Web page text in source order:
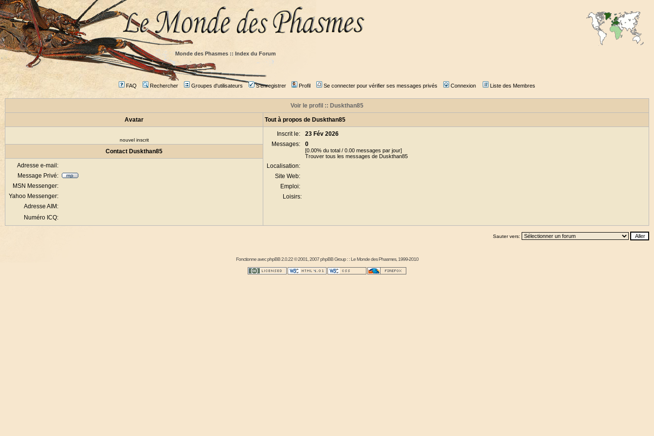
Monde des Phasmes :: Index du Forum
FAQ Rechercher Groupes d'utilisateurs S'enregistrer Profil Se connecter pour vérifier ses messages privés Connexion Liste des Membres
Voir le profil :: Duskthan85
Avatar Tout à propos de Duskthan85
nouvel inscrit
Inscrit le:
23 Fév 2026
Messages:
0
[0.00% du total / 0.00 messages par jour]
Trouver tous les messages de Duskthan85
Localisation:
Site Web:
Emploi:
Loisirs:
Contact Duskthan85
Adresse e-mail:
Message Privé:
MSN Messenger:
Yahoo Messenger:
Adresse AIM:
Numéro ICQ:
Sauter vers:
Fonctionne avecphpBB2.0.22 © 2001, 2007 phpBB Group : :Le Monde des Phasmes, 1999-2010